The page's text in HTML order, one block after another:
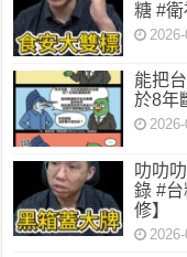
糖 #衛
能把
於8年
叻叻
錄 #
修】